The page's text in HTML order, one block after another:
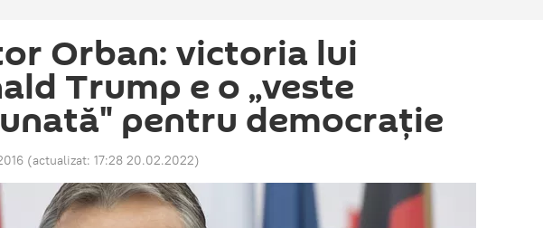
Orban: victoria lui
Trump e o „veste
pentru democraţie
(actualizat: 17:28 20.02.2022)